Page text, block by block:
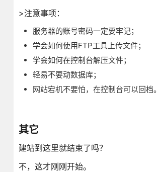
>注意事项：
服务器的账号密码一定要牢记；
学会如何使用FTP工具上传文件；
学会如何在控制台解压文件；
轻易不要动数据库；
网站宕机不要怕，在控制台可以回档。
其它
建站到这里就结束了吗？
不，这才刚刚开始。